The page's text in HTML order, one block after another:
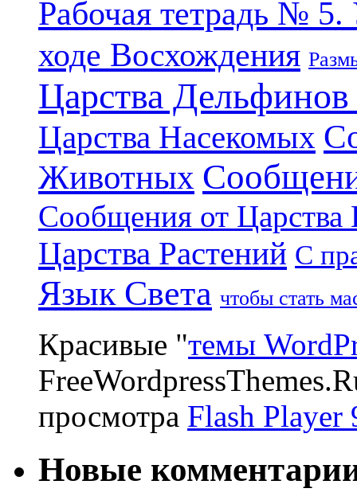
Рабочая тетрадь №
ходе Восхождения
Царства
Царства Насекомых
Животных
Сообщения от Царства
Царства Растений С
Язык Света чтобы стать
Красивые "темы
просмотра Flash Player
Новые